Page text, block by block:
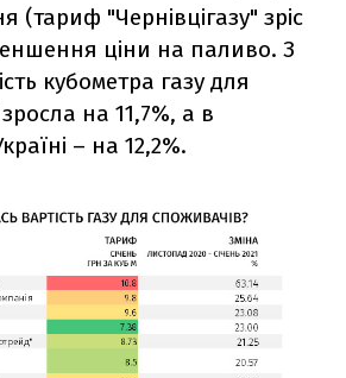
(тариф "Чернівцігазу" зріс
ціни на паливо. З
кубометра газу для
на 11,7%, а в
– на 12,2%.